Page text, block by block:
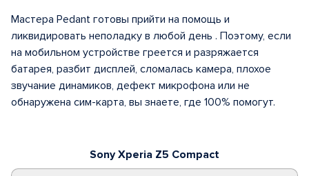
Sony Xperia Z5 Compact
Мастера Pedant готовы прийти на помощь и
ликвидировать неполадку в любой день . Поэтому, если
на мобильном устройстве греется и разряжается
батарея, разбит дисплей, сломалась камера, плохое
звучание динамиков, дефект микрофона или не
обнаружена сим-карта, вы знаете, где 100% помогут.